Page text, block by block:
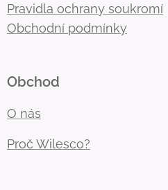
Pravidla ochrany soukromí
Obchodní podmínky
Obchod
O nás
Proč Wilesco?